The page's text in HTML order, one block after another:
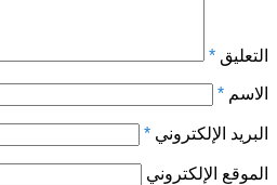
التعليق *
الاسم *
البريد الإلكتروني *
الموقع الإلكتروني